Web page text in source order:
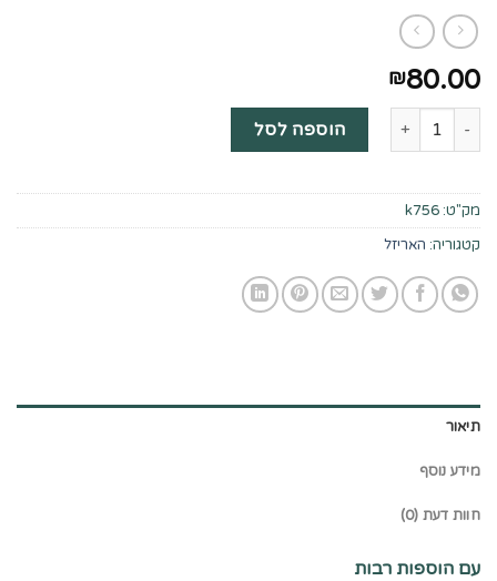
₪80.00
כמות של כתבי האר"י השלם - שער המצות עם הוספות רבות (הוצ'
הוספה לסל
מק"ט: k756
קטגוריה: האריזל
תיאור
מידע נוסף
חוות דעת (0)
עם הוספות רבות